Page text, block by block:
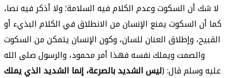
لا شك أن السكوت وعدم الكلام فيه السلامة؛ ولا أذكر فيه نصا،
كما أن السكوت يمنع الإنسان من الانطلاق في الكلام البذيء أو
القبيح، وإطلاق العنان للسان، وكون الإنسان يتمكن من السكوت
والصمت ويملك نفسه فهذا أمر محمود، والرسول صلى الله
عليه وسلم قال: (ليس الشديد بالصرعة، إنما الشديد الذي يملك